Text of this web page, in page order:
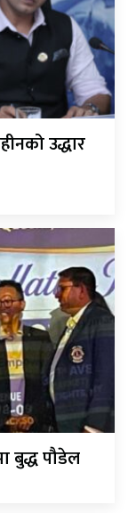
उद्धार
बुद्ध पौडेल